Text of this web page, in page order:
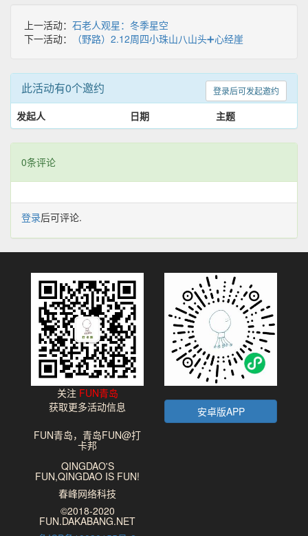
上一活动： 石老人观星：冬季星空
下一活动：
（野路）2.12周四小珠山八山头➕心经崖
登录后可发起邀约
此活动有0个邀约
发起人 日期 主题
0条评论
登录后可评论.
关注 FUN青岛
获取更多活动信息
安卓版APP
FUN青岛，青岛FUN@打
卡邦
QINGDAO'S
FUN,QINGDAO IS FUN!
春峰网络科技
©2018-2020
FUN.DAKABANG.NET